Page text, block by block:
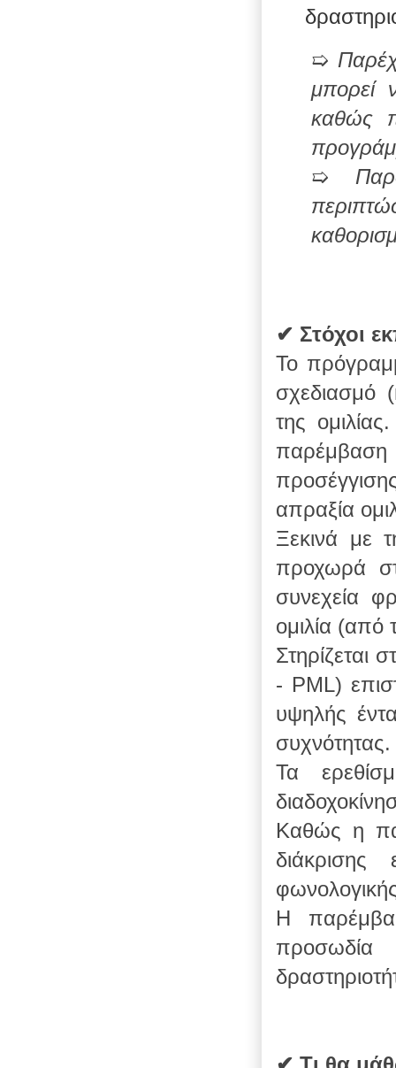
➯
μπορεί
καθώς
➯
✔ Στόχοι
Το
σχεδιασμό
της
απραξία
Ξεκινά με
προχωρά
συνεχεία
ομιλία
Στηρίζεται
- PML)
υψηλής
συχνότητας.
Τα
Καθώς η
Η